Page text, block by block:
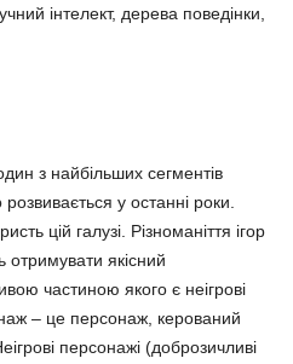
інтелект, дерева поведінки,
з найбільших сегментів
розвивається у останні роки.
цій галузі. Різноманіття ігор
отримувати якісний
частиною якого є неігрові
– це персонаж, керований
персонажі (доброзичливі